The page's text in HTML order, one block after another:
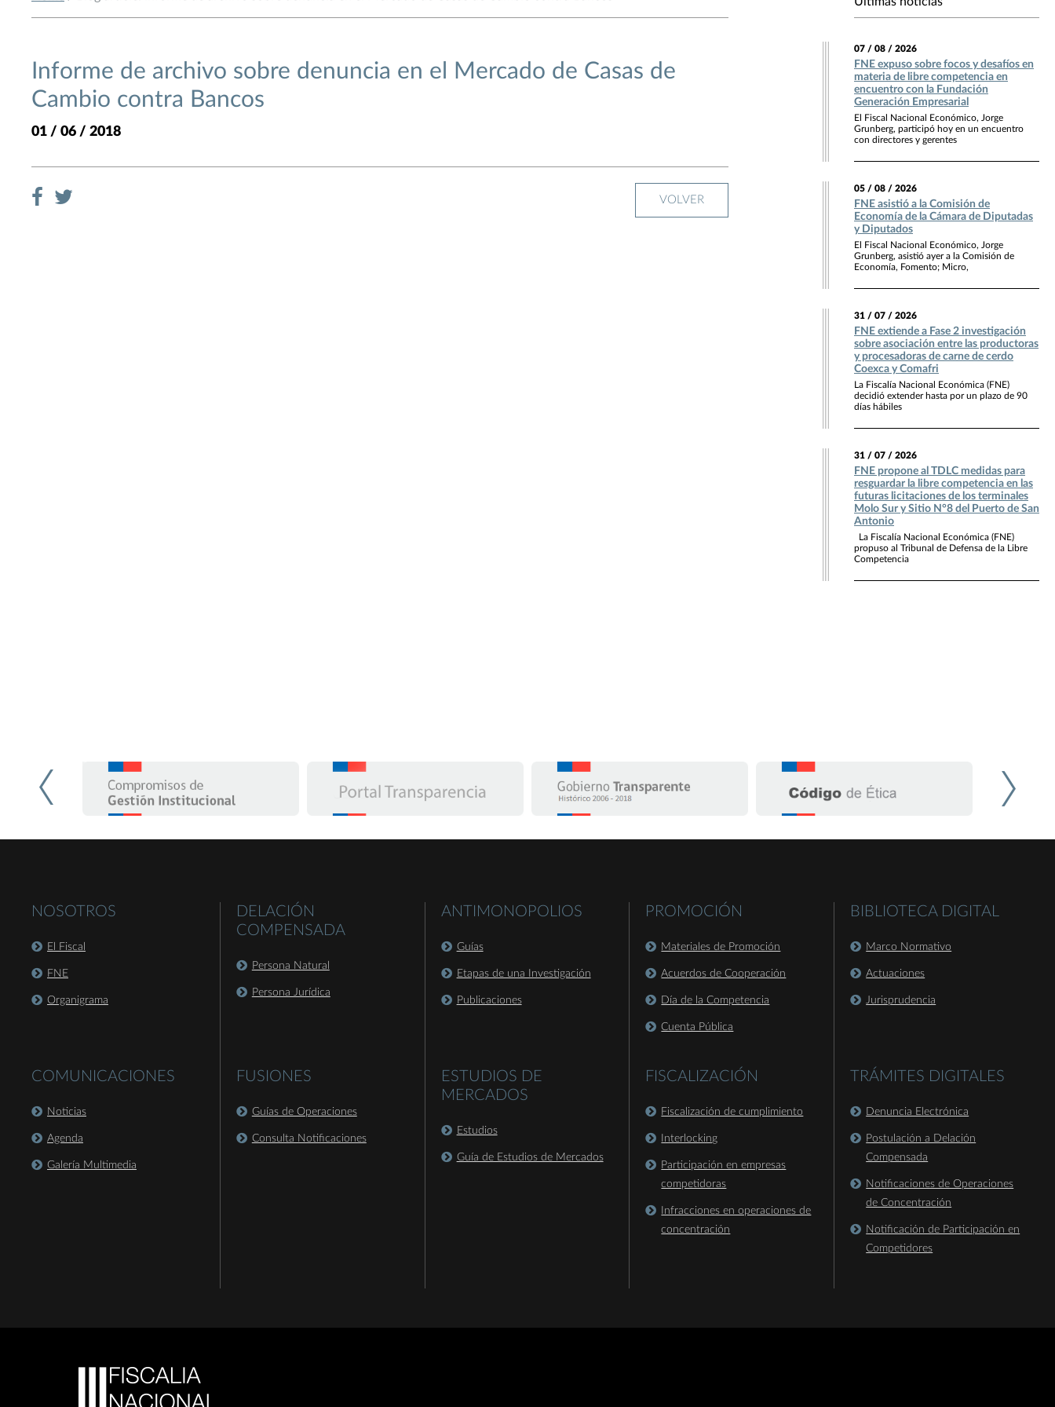
Informe de archivo sobre denuncia en el Mercado de Casas de
Cambio contra Bancos
01 / 06 / 2018
VOLVER
07 / 08 / 2026
FNE expuso sobre focos y desafíos en
materia de libre competencia en
encuentro con la Fundación
Generación Empresarial
El Fiscal Nacional Económico, Jorge
Grunberg, participó hoy en un encuentro
con directores y gerentes
05 / 08 / 2026
FNE asistió a la Comisión de
Economía de la Cámara de Diputadas
y Diputados
El Fiscal Nacional Económico, Jorge
Grunberg, asistió ayer a la Comisión de
Economía, Fomento; Micro,
31 / 07 / 2026
FNE extiende a Fase 2 investigación
sobre asociación entre las productoras
y procesadoras de carne de cerdo
Coexca y Comafri
La Fiscalía Nacional Económica (FNE)
decidió extender hasta por un plazo de 90
días hábiles
31 / 07 / 2026
FNE propone al TDLC medidas para
resguardar la libre competencia en las
futuras licitaciones de los terminales
Molo Sur y Sitio N°8 del Puerto de San
Antonio
La Fiscalía Nacional Económica (FNE)
propuso al Tribunal de Defensa de la Libre
Competencia
NOSOTROS
El Fiscal
FNE
Organigrama
COMUNICACIONES
Noticias
Agenda
Galería Multimedia
DELACIÓN
COMPENSADA
Persona Natural
Persona Jurídica
FUSIONES
Guías de Operaciones
Consulta Notificaciones
ANTIMONOPOLIOS
Guías
Etapas de una Investigación
Publicaciones
ESTUDIOS DE
MERCADOS
Estudios
Guía de Estudios de Mercados
PROMOCIÓN
Materiales de Promoción
Acuerdos de Cooperación
Día de la Competencia
Cuenta Pública
FISCALIZACIÓN
Fiscalización de cumplimiento
Interlocking
Participación en empresas
competidoras
Infracciones en operaciones de
concentración
BIBLIOTECA DIGITAL
Marco Normativo
Actuaciones
Jurisprudencia
TRÁMITES DIGITALES
Denuncia Electrónica
Postulación a Delación
Compensada
Notificaciones de Operaciones
de Concentración
Notificación de Participación en
Competidores